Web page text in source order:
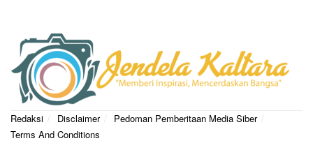
Redaksi Disclaimer
Pedoman Pemberitaan Media Siber
Terms And Conditions